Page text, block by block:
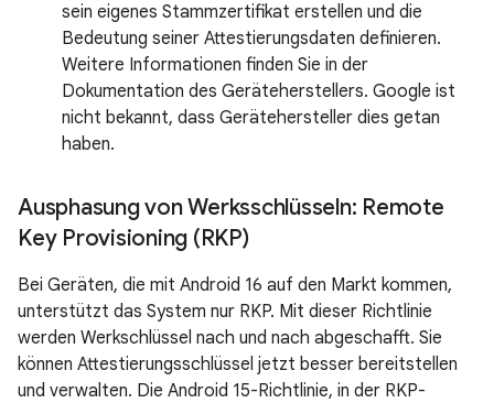
sein eigenes Stammzertifikat erstellen und die
Bedeutung seiner Attestierungsdaten definieren.
Weitere Informationen finden Sie in der
Dokumentation des Geräteherstellers. Google ist
nicht bekannt, dass Gerätehersteller dies getan
haben.
Ausphasung von Werksschlüsseln: Remote
Key Provisioning (RKP)
Bei Geräten, die mit Android 16 auf den Markt kommen,
unterstützt das System nur RKP. Mit dieser Richtlinie
werden Werkschlüssel nach und nach abgeschafft. Sie
können Attestierungsschlüssel jetzt besser bereitstellen
und verwalten. Die Android 15-Richtlinie, in der RKP-